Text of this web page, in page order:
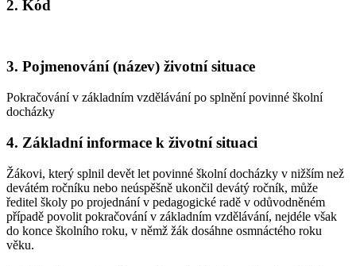
2. Kód
3. Pojmenování (název) životní situace
Pokračování v základním vzdělávání po splnění povinné školní
docházky
4. Základní informace k životní situaci
Žákovi, který splnil devět let povinné školní docházky v nižším než
devátém ročníku nebo neúspěšně ukončil devátý ročník, může
ředitel školy po projednání v pedagogické radě v odůvodněném
případě povolit pokračování v základním vzdělávání, nejdéle však
do konce školního roku, v němž žák dosáhne osmnáctého roku
věku.